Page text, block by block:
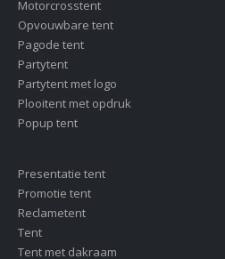
Motorcrosstent
Opvouwbare tent
Pagode tent
Partytent
Partytent met logo
Plooitent met opdruk
Popup tent
Presentatie tent
Promotie tent
Reclametent
Tent
Tent met dakraam